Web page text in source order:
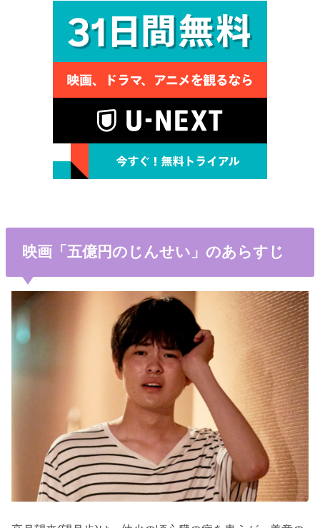
映画「五億円のじんせい」のあらすじ